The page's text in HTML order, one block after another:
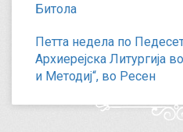
Битола
Петта недела по
Архиерејска Литургија
и Методиј“, во Ресен